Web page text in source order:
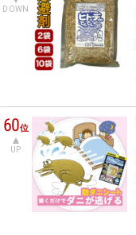
DOWN
60位
UP